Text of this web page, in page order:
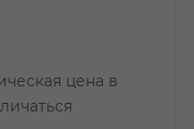
цена в